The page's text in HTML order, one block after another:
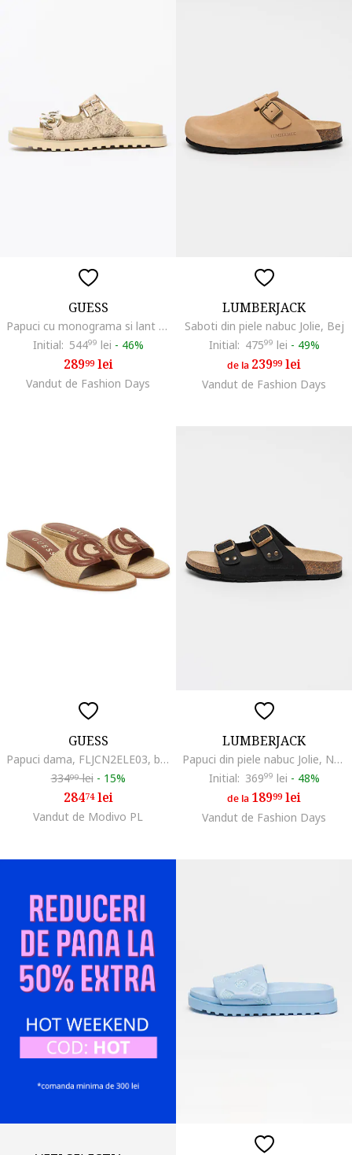
GUESS
Papuci cu monograma si lant decorativ, Auriu/Maro deschis
Initial: 54499 lei - 46%
28999lei
Vandut de Fashion Days
LUMBERJACK
Saboti din piele nabuc Jolie, Bej
Initial: 47599 lei - 49%
de la 23999lei
Vandut de Fashion Days
GUESS
Papuci dama, FLJCN2ELE03, bej, plastic
33499lei - 15%
28474lei
Vandut de Modivo PL
LUMBERJACK
Papuci din piele nabuc Jolie, Negru
Initial: 36999 lei - 48%
de la 18999lei
Vandut de Fashion Days